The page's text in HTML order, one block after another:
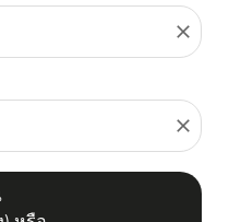
close
close